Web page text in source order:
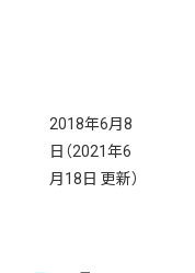
2018年6月8
日 （2021年6
月18日 更新）